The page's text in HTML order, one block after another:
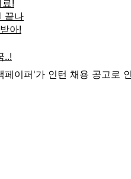
이퍼'가 인턴 채용 공고로